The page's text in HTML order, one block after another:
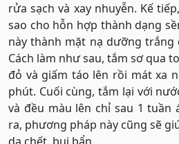
rửa sạch và xay nhuyễn. Kế
sao cho hỗn hợp thành dạng
này thành mặt nạ dưỡng trắng
Cách làm như sau, tắm sơ qua
đỏ và giấm táo lên rồi mát xa
phút. Cuối cùng, tắm lại với
và đều màu lên chỉ sau 1 tuần
ra, phương pháp này cũng sẽ